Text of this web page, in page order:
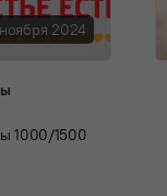
2024
1000/1500